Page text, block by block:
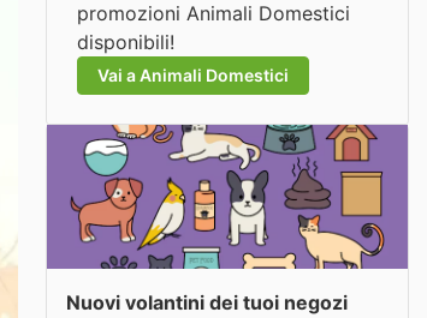
promozioni Animali Domestici
disponibili!
Vai a Animali Domestici
Nuovi volantini dei tuoi negozi